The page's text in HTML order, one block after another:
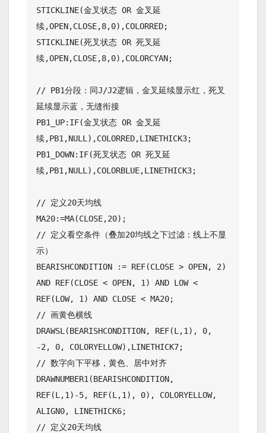
STICKLINE(金叉状态 OR 金叉延
续,OPEN,CLOSE,8,0),COLORRED;
STICKLINE(死叉状态 OR 死叉延
续,OPEN,CLOSE,8,0),COLORCYAN;
// PB1分段：同J/J2逻辑，金叉延续显示红，死叉
延续显示蓝，无缝衔接
PB1_UP:IF(金叉状态 OR 金叉延
续,PB1,NULL),COLORRED,LINETHICK3;
PB1_DOWN:IF(死叉状态 OR 死叉延
续,PB1,NULL),COLORBLUE,LINETHICK3;
// 定义20天均线
MA20:=MA(CLOSE,20);
// 定义看空条件（叠加20均线之下过滤：线上不显
示）
BEARISHCONDITION := REF(CLOSE > OPEN, 2)
AND REF(CLOSE < OPEN, 1) AND LOW <
REF(LOW, 1) AND CLOSE < MA20;
// 画黄色横线
DRAWSL(BEARISHCONDITION, REF(L,1), 0,
-2, 0, COLORYELLOW),LINETHICK7;
// 数字向下平移，黄色、居中对齐
DRAWNUMBER1(BEARISHCONDITION,
REF(L,1)-5, REF(L,1), 0), COLORYELLOW,
ALIGN0, LINETHICK6;
// 定义20天均线